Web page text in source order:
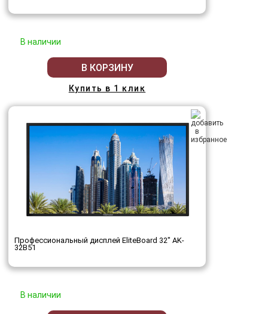
В наличии
В КОРЗИНУ
Купить в 1 клик
Профессиональный дисплей EliteBoard 32" AK-
32B51
В наличии